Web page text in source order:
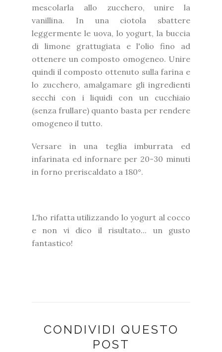
mescolarla allo zucchero, unire la
vanillina. In una ciotola sbattere
leggermente le uova, lo yogurt, la buccia
di limone grattugiata e l'olio fino ad
ottenere un composto omogeneo. Unire
quindi il composto ottenuto sulla farina e
lo zucchero, amalgamare gli ingredienti
secchi con i liquidi con un cucchiaio
(senza frullare) quanto basta per rendere
omogeneo il tutto.
Versare in una teglia imburrata ed
infarinata ed infornare per 20-30 minuti
in forno preriscaldato a 180°.
L'ho rifatta utilizzando lo yogurt al cocco
e non vi dico il risultato... un gusto
fantastico!
CONDIVIDI QUESTO
POST